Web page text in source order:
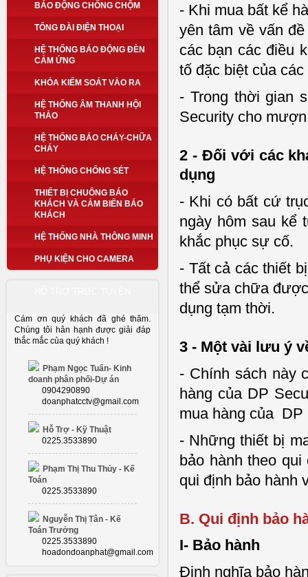
BÁO ĐỘNG CHỐNG CHỘM
TỔNG ĐÀI ĐIỆN THOẠI
HỆ THỐNG BÁO ĐỘNG ĐÈN
CẢM ỨNG
KHÓA KIỂM SOÁT VÀO RA
HỆ THỐNG ÂM THANH HỘI
THẢO
HỆ THỐNG BÁO CHÁY-CHỮA
CHÁY
HỆ THỐNG CHỐNG SÉT
THIẾT BỊ CHUÔNG BÁO
KHÁCH VÀ CẢM BIẾN BÁO
KHÁCH
HỆ THỐNG NHÀ THÔNG MINH
PHỤ KIỆN CHO CAMERA
Cám ơn quý khách đã ghé thăm.
Chúng tôi hân hạnh được giải đáp
thắc mắc của quý khách !
Phạm Ngọc Tuấn- Kinh
doanh phân phối-Dự án
0904290890
doanphatcctv@gmail.com
Hỗ Trợ - Kỹ Thuật
0225.3533890
Phạm Thị Thu Thủy - Kế
Toán
0225.3533890
Nguyễn Thị Tân - Kế
Toán Trưởng
0225.3533890
hoadondoanphat@gmail.com
- Khi mua bất kể
yên tâm về vấn
các bạn các điều
tố đặc biệt của
- Trong thời gian
Security cho
2 - Đối với các
dụng
- Khi có bất cứ
ngày hôm sau kể
khắc phục sự cố.
- Tất cả các thiết
thể sửa chữa
dụng tạm thời.
3 - Một vài lưu ý
- Chính sách này
hàng của DP
mua hàng của DP
- Những thiết bị
bảo hành theo
qui định bảo hành
B. Qui định bảo
I- Bảo hành
Định nghĩa bảo